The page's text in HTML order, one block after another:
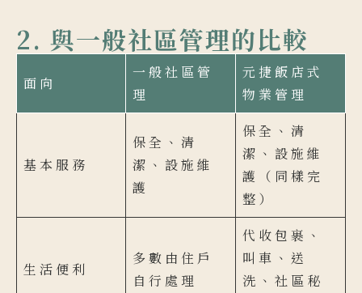
2. 與一般社區管理的比較
面向
一般社區管
理
元捷飯店式
物業管理
基本服務
保全、清
潔、設施維
護
保全、清
潔、設施維
護（同樣完
整）
生活便利
多數由住戶
自行處理
代收包裹、
叫車、送
洗、社區秘